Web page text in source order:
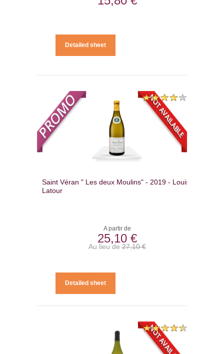
Detailed sheet
Saint Véran " Les deux Moulins" - 2019 - Louis
Latour
A partir de
25,10 €
Au lieu de27,10 €
Detailed sheet